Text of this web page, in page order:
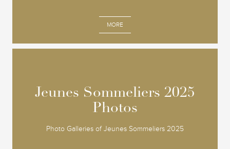
MORE
Jeunes Sommeliers 2025
Photos
Photo Galleries of Jeunes Sommeliers 2025
Jeunes Sommeliers 2025
Photos